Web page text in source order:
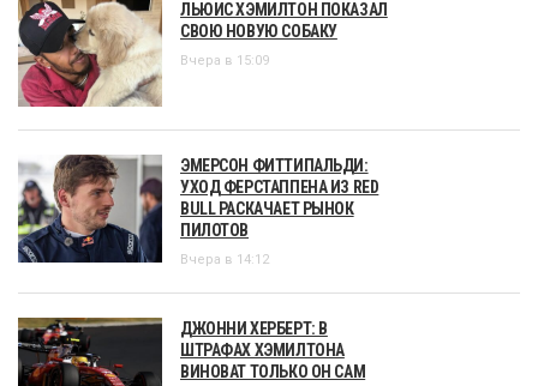
ЛЬЮИС ХЭМИЛТОН ПОКАЗАЛ
СВОЮ НОВУЮ СОБАКУ
Вчера в 15:09
ЭМЕРСОН ФИТТИПАЛЬДИ:
УХОД ФЕРСТАППЕНА ИЗ RED
BULL РАСКАЧАЕТ РЫНОК
ПИЛОТОВ
Вчера в 14:12
ДЖОННИ ХЕРБЕРТ: В
ШТРАФАХ ХЭМИЛТОНА
ВИНОВАТ ТОЛЬКО ОН САМ